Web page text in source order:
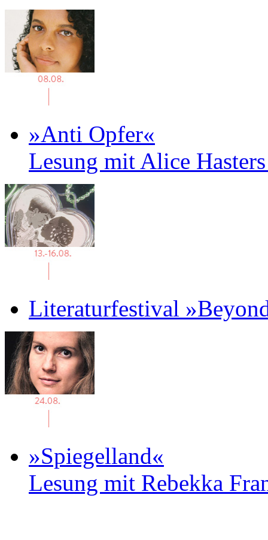
»Anti Opfer«
Lesung mit Alice
Literaturfestival
»Spiegelland«
Lesung mit Rebekka